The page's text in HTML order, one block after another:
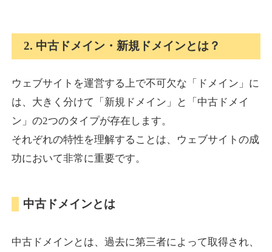
詳細を見る
torigirl-movie.com
ジャンルその他
DA38 外部リンク数 383 ドメイン年齢10年
10,800円 入札 0件
vrnvroomn.com
2. 中古ドメイン・新規ドメインとは？
ウェブサイトを運営する上で不可欠な「ドメイン」に
は、大きく分けて「新規ドメイン」と「中古ドメイ
ン」の2つのタイプが存在します。
それぞれの特性を理解することは、ウェブサイトの成
功において非常に重要です。
中古ドメインとは
中古ドメインとは、過去に第三者によって取得され、